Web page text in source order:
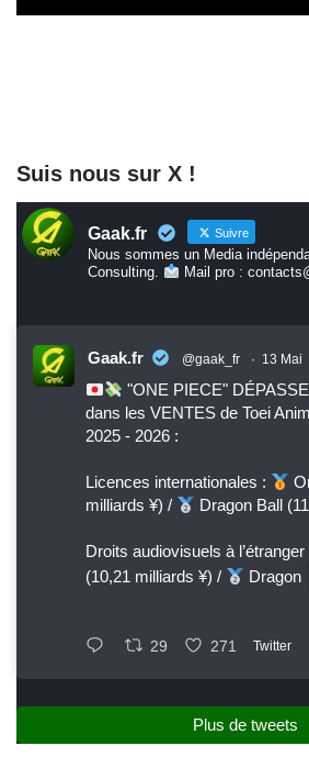
Suis nous sur X !
Gaak.fr Suivre
Nous sommes un Media
Consulting.
Mail pro :
Gaak.fr @gaak_fr · 13 Mai
"ONE PIECE"
dans les VENTES de Toei
2025 - 2026 :
Licences internationales :
milliards ¥) /
Dragon Ball
Droits audiovisuels à l’étranger
(10,21 milliards ¥) /
Dragon
29 271 Twitter
Plus de tweets